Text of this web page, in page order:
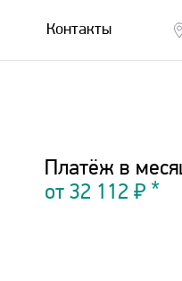
Контакты
Платёж в
от 32 112 ₽